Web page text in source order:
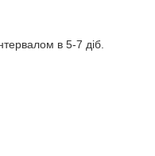
в 5-7 діб.